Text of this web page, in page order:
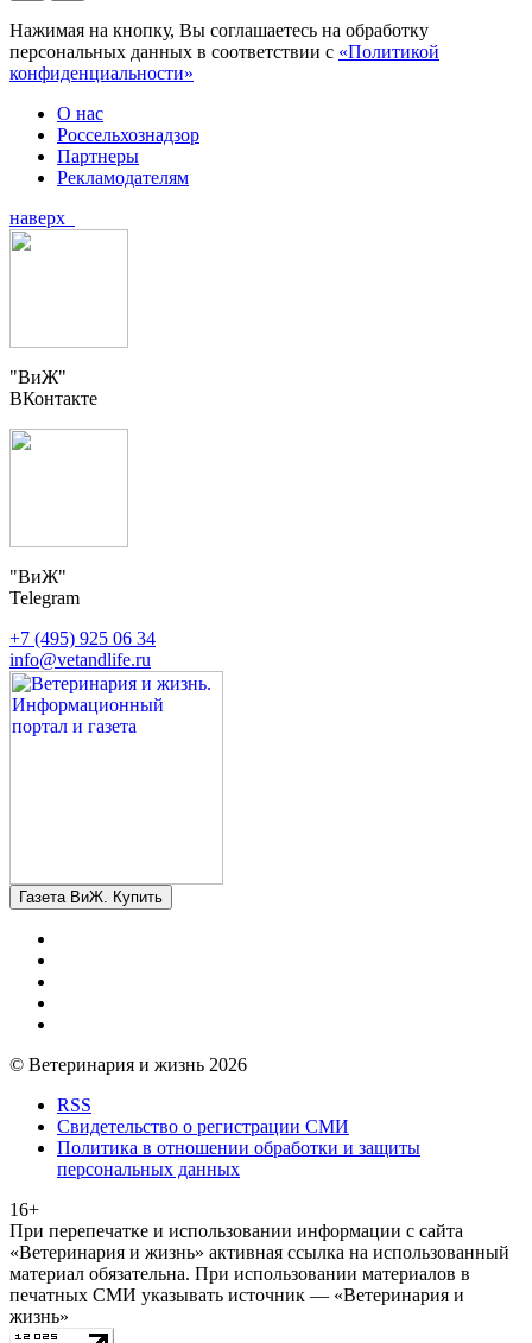
Нажимая на кнопку, Вы соглашаетесь на обработку
персональных данных в соответствии с «Политикой
конфиденциальности»
О нас
Россельхознадзор
Партнеры
Рекламодателям
наверх
"ВиЖ"
ВКонтакте
"ВиЖ"
Telegram
+7 (495) 925 06 34
info@vetandlife.ru
Газета ВиЖ. Купить
© Ветеринария и жизнь 2026
RSS
Свидетельство о регистрации СМИ
Политика в отношении обработки и защиты
персональных данных
16+
При перепечатке и использовании информации с сайта
«Ветеринария и жизнь» активная ссылка на использованный
материал обязательна. При использовании материалов в
печатных СМИ указывать источник — «Ветеринария и
жизнь»